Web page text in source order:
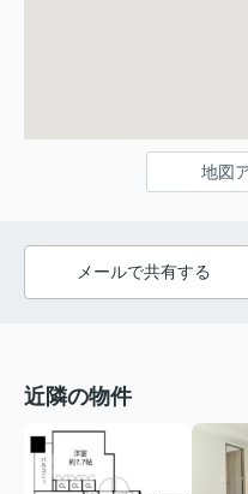
地図
メールで共有する
近隣の物件